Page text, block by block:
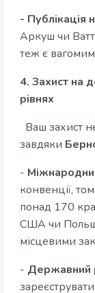
- Публікація
Аркуш чи
теж є
4. Захист на
рівнях
Ваш захист
завдяки
-
конвенції,
понад 170
США чи
місцевими
- Державний